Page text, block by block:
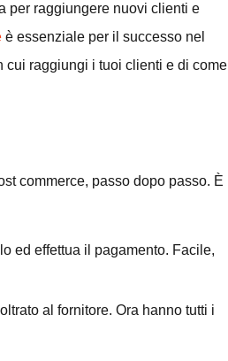
per raggiungere nuovi clienti e
è essenziale per il successo nel
cui raggiungi i tuoi clienti e di come
commerce, passo dopo passo. È
ed effettua il pagamento. Facile,
al fornitore. Ora hanno tutti i